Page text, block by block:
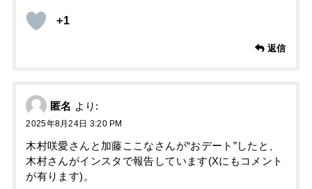
+1
返信
匿名 より:
2025年8月24日 3:20 PM
木村咲愛さんと加藤ここなさんが“おデート”したと、
木村さんがインスタで報告しています(Xにもコメント
が有ります)。